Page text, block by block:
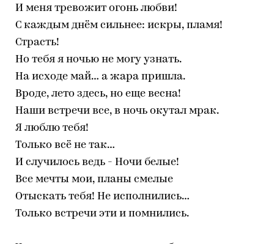
И меня тревожит огонь любви!
С каждым днём сильнее: искры, пламя!
Страсть!
Но тебя я ночью не могу узнать.
На исходе май… а жара пришла.
Вроде, лето здесь, но еще весна!
Наши встречи все, в ночь окутал мрак.
Я люблю тебя!
Только всё не так…
И случилось ведь - Ночи белые!
Все мечты мои, планы смелые
Отыскать тебя! Не исполнились…
Только встречи эти и помнились.